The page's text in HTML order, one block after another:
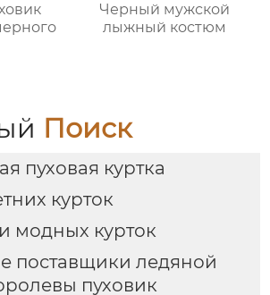
Черный мужской
лыжный костюм
Поиск
пуховая куртка
курток
модных курток
поставщики ледяной
пуховик